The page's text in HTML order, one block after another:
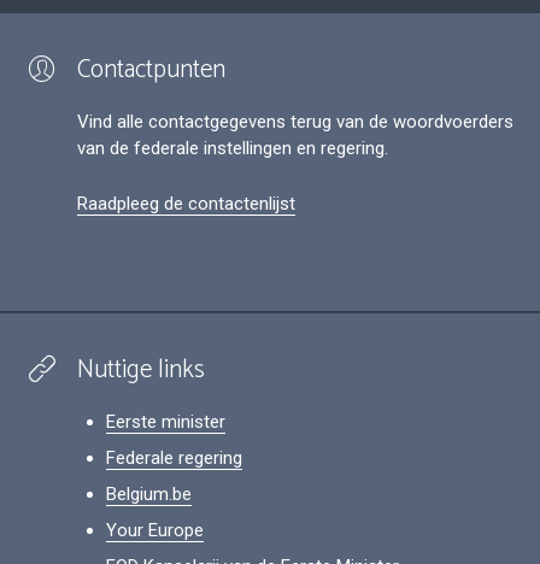
Contactpunten
Vind alle contactgegevens terug van de woordvoerders
van de federale instellingen en regering.
Raadpleeg de contactenlijst
Nuttige links
Eerste minister
Federale regering
Belgium.be
Your Europe